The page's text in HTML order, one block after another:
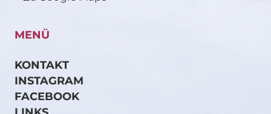
MENÜ
KONTAKT
INSTAGRAM
FACEBOOK